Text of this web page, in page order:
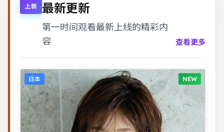
上新 最新更新
第一时间观看最新上线的精彩内
容
查看更多
日本 NEW